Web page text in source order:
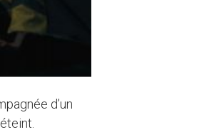
d’un